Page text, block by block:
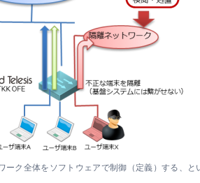
全体をソフトウェアで制御（定義）する、と